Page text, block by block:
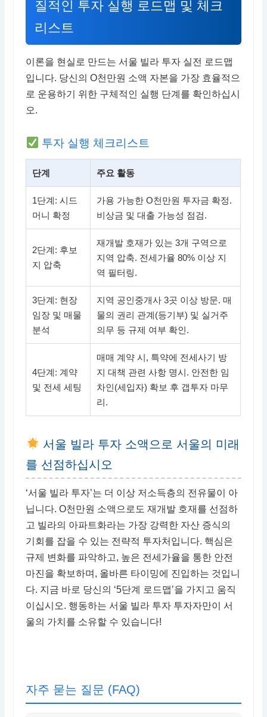
질적인 투자 실행 로드맵 및 체크
리스트
이론을 현실로 만드는 서울 빌라 투자 실전 로드맵
입니다. 당신의 O천만원 소액 자본을 가장 효율적으
로 운용하기 위한 구체적인 실행 단계를 확인하십시
오.
투자 실행 체크리스트
단계 주요 활동
1단계: 시드
머니 확정
가용 가능한 O천만원 투자금 확정.
비상금 및 대출 가능성 점검.
2단계: 후보
지 압축
재개발 호재가 있는 3개 구역으로
지역 압축. 전세가율 80% 이상 지
역 필터링.
3단계: 현장
임장 및 매물
분석
지역 공인중개사 3곳 이상 방문. 매
물의 권리 관계(등기부) 및 실거주
의무 등 규제 여부 확인.
4단계: 계약
및 전세 세팅
매매 계약 시, 특약에 전세사기 방
지 대책 관련 사항 명시. 안전한 임
차인(세입자) 확보 후 갭투자 마무
리.
서울 빌라 투자 소액으로 서울의 미래
를 선점하십시오
‘서울 빌라 투자’는 더 이상 저소득층의 전유물이 아
닙니다. O천만원 소액으로도 재개발 호재를 선점하
고 빌라의 아파트화라는 가장 강력한 자산 증식의
기회를 잡을 수 있는 전략적 투자처입니다. 핵심은
규제 변화를 파악하고, 높은 전세가율을 통한 안전
마진을 확보하며, 올바른 타이밍에 진입하는 것입니
다. 지금 바로 당신의 ‘5단계 로드맵’을 가지고 움직
이십시오. 행동하는 서울 빌라 투자 투자자만이 서
울의 가치를 소유할 수 있습니다!
자주 묻는 질문 (FAQ)